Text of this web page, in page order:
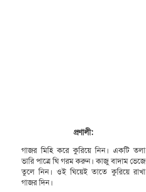
প্রণালী:
গাজর মিহি করে কুরিয়ে নিন। একটি তলা
ভারি পাত্রে ঘি গরম করুন। কাজু বাদাম ভেজে
তুলে নিন। ওই ঘিয়েই তাতে কুরিয়ে রাখা
গাজর দিন।